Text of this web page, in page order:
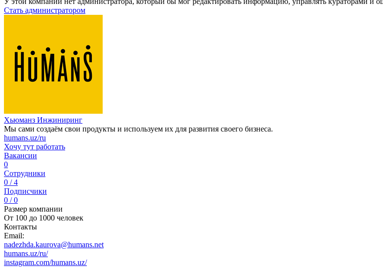
Стать администратором
Хьюманз Инжиниринг
Мы сами создаём свои продукты и используем их для развития своего бизнеса.
humans.uz/ru
Хочу тут работать
Вакансии
0
Сотрудники
0 / 4
Подписчики
0 / 0
Размер компании
От 100 до 1000 человек
Контакты
Email:
nadezhda.kaurova@humans.net
humans.uz/ru/
instagram.com/humans.uz/